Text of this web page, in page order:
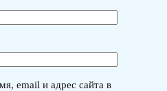
email и адрес сайта в